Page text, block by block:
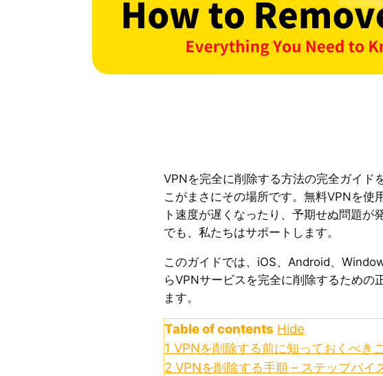
VPNを完全に削除する方法の完全ガイド
こがまさにその場所です。無料VPNを使
ト速度が遅くなったり、予期せぬ問題が
でも、私たちはサポートします。
このガイドでは、iOS、Android、
らVPNサービスを完全に削除するための
ます。
Table of contents Hide
1 VPNを削除する前に知っておくべき
2 VPNを削除する手順 – ステップバイ